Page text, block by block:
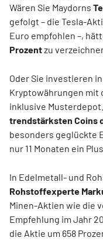
Wären Sie Maydorns
gefolgt – die Tesla-
Euro empfohlen –,
Prozentzu
Oder Sie investieren
Kryptowährungen mit
inklusive
trendstärksten Coins
besonders geglückte
nur 11 Monaten ein
In Edelmetall- und
Rohstoffexperte
Minen-Aktien wie die
Empfehlung im Jahr
die Aktie um 658